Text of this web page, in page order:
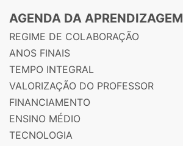
AGENDA DA APRENDIZAGEM
REGIME DE COLABORAÇÃO
ANOS FINAIS
TEMPO INTEGRAL
VALORIZAÇÃO DO PROFESSOR
FINANCIAMENTO
ENSINO MÉDIO
TECNOLOGIA